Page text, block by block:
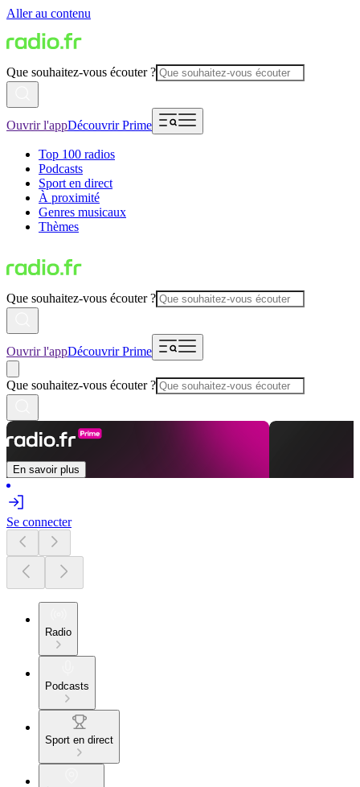
Aller au contenu
Que souhaitez-vous écouter ?
Ouvrir l'appDécouvrir Prime
Top 100 radios
Podcasts
Sport en direct
À proximité
Genres musicaux
Thèmes
Que souhaitez-vous écouter ?
Ouvrir l'appDécouvrir Prime
Que souhaitez-vous écouter ?
En savoir plus
Se connecter
Radio
Podcasts
Sport en direct